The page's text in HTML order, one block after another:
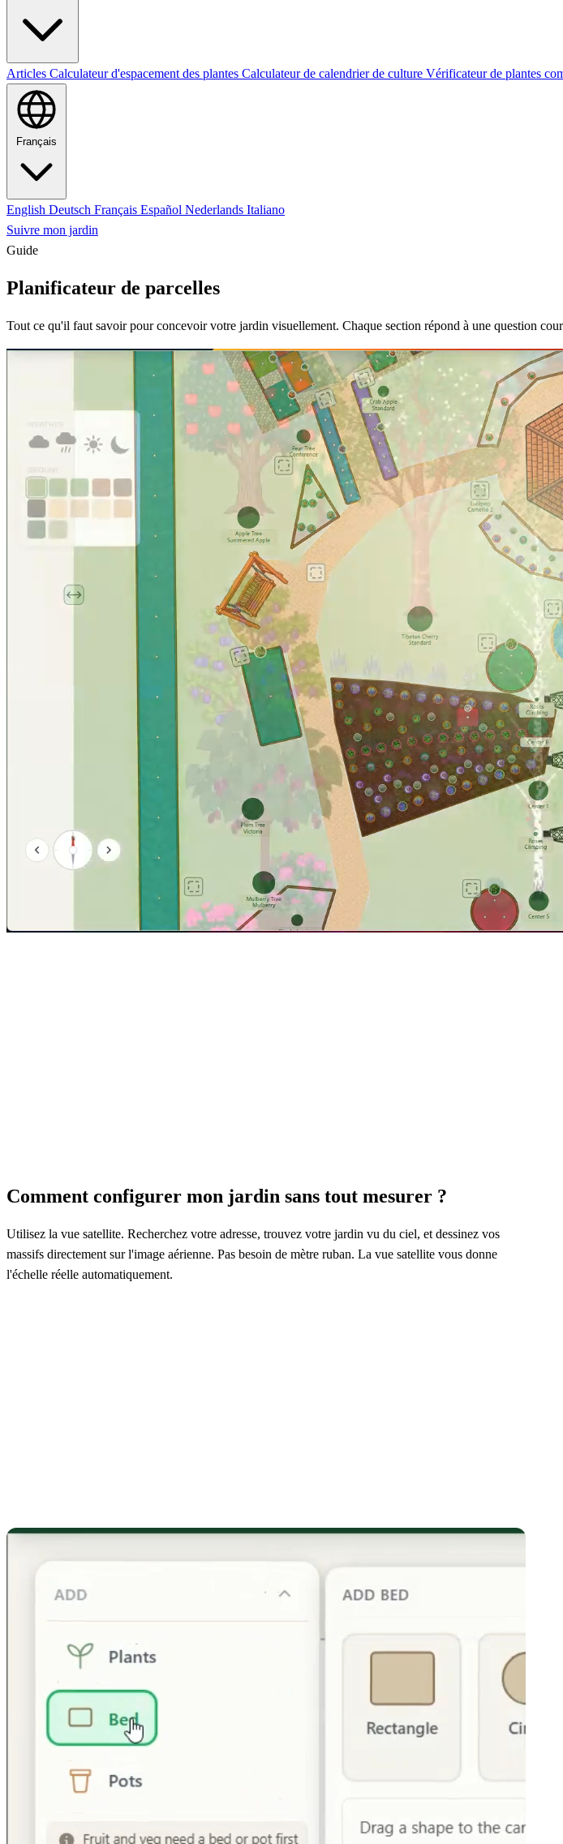
Articles Calculateur d'espacement des plantes Calculateur de calendrier de culture Vérificateur de plantes
Français
English Deutsch Français Español Nederlands Italiano
Suivre mon jardin
Guide
Planificateur de parcelles
Tout ce qu'il faut savoir pour concevoir votre jardin visuellement. Chaque section répond à une question
Comment configurer mon jardin sans tout mesurer ?
Utilisez la vue satellite. Recherchez votre adresse, trouvez votre jardin vu du ciel, et dessinez vos
massifs directement sur l'image aérienne. Pas besoin de mètre ruban. La vue satellite vous donne
l'échelle réelle automatiquement.